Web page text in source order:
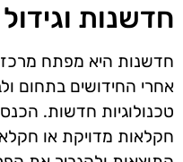
חדשנות
חדשנות היא מפתח
אחרי החידושים בתחום
טכנולוגיות חדשות.
חקלאות מדויקת או